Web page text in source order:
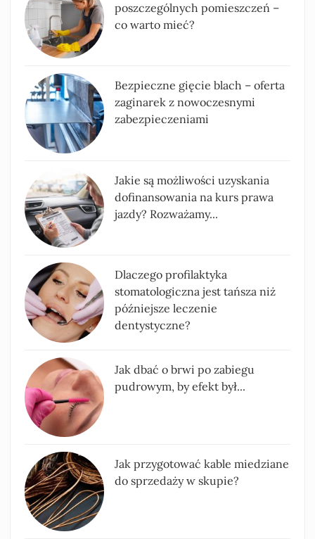
poszczególnych pomieszczeń –
co warto mieć?
Bezpieczne gięcie blach – oferta
zaginarek z nowoczesnymi
zabezpieczeniami
Jakie są możliwości uzyskania
dofinansowania na kurs prawa
jazdy? Rozważamy...
Dlaczego profilaktyka
stomatologiczna jest tańsza niż
późniejsze leczenie
dentystyczne?
Jak dbać o brwi po zabiegu
pudrowym, by efekt był...
Jak przygotować kable miedziane
do sprzedaży w skupie?